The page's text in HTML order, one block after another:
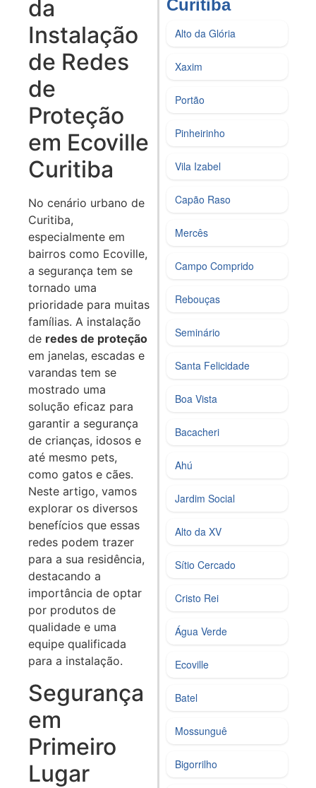
da
Instalação
de Redes
de
Proteção
em Ecoville
Curitiba
No cenário urbano de
Curitiba,
especialmente em
bairros como Ecoville,
a segurança tem se
tornado uma
prioridade para muitas
famílias. A instalação
de redes de proteção
em janelas, escadas e
varandas tem se
mostrado uma
solução eficaz para
garantir a segurança
de crianças, idosos e
até mesmo pets,
como gatos e cães.
Neste artigo, vamos
explorar os diversos
benefícios que essas
redes podem trazer
para a sua residência,
destacando a
importância de optar
por produtos de
qualidade e uma
equipe qualificada
para a instalação.
Segurança
em
Primeiro
Lugar
Curitiba​
Alto da Glória
Xaxim
Portão
Pinheirinho
Vila Izabel
Capão Raso
Mercês
Campo Comprido
Rebouças
Seminário
Santa Felicidade
Boa Vista
Bacacheri
Ahú
Jardim Social
Alto da XV
Sítio Cercado
Cristo Rei
Água Verde
Ecoville
Batel
Mossunguê
Bigorrilho